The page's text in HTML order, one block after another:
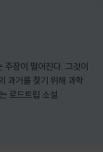
주장이 떨어진다. 그것이
과거를 찾기 위해 과학
로드트립 소설.